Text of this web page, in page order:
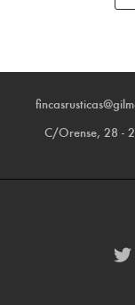
C/Orense, 28 -